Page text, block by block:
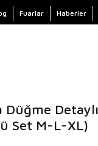
Fuarlar Haberler
Düğme
Set M-L-XL)